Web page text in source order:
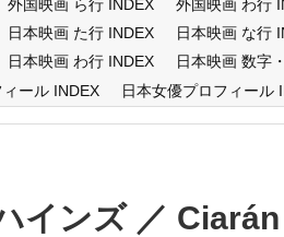
外国映画 ら行 INDEX
外国映画 わ行
日本映画 た行 INDEX
日本映画 な行
日本映画 わ行 INDEX
日本映画 数字
ール INDEX
日本女優プロフィール
インズ ／